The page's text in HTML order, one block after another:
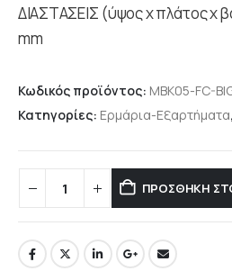
ΔΙΑΣΤΑΣΕΙΣ (ύψος x πλάτος x
mm
Κωδικός προϊόντος: MBΚ05-FC-
Κατηγορίες: Ερμάρια-Εξαρτήματα,
ΠΡΟΣΘΉΚΗ